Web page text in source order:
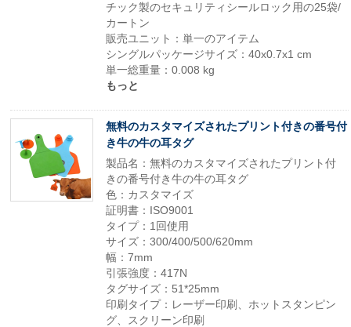
チック製のセキュリティシールロック用の25袋/
カートン
販売ユニット：単一のアイテム
シングルパッケージサイズ：40x0.7x1 cm
単一総重量：0.008 kg
もっと
無料のカスタマイズされたプリント付きの番号付
き牛の牛の耳タグ
製品名：無料のカスタマイズされたプリント付
きの番号付き牛の牛の耳タグ
色：カスタマイズ
証明書：ISO9001
タイプ：1回使用
サイズ：300/400/500/620mm
幅：7mm
引張強度：417N
タグサイズ：51*25mm
印刷タイプ：レーザー印刷、ホットスタンピン
グ、スクリーン印刷